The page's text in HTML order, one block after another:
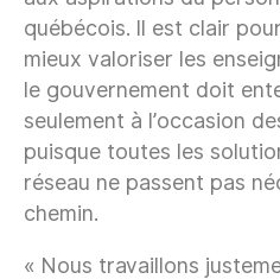
québécois. Il est clair
mieux valoriser les
le gouvernement doit
seulement à l’occasion
puisque toutes les
réseau ne passent pas
chemin.
« Nous travaillons